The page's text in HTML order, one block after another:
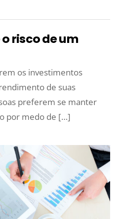
risco de um
os investimentos
de suas
preferem se manter
por medo de […]